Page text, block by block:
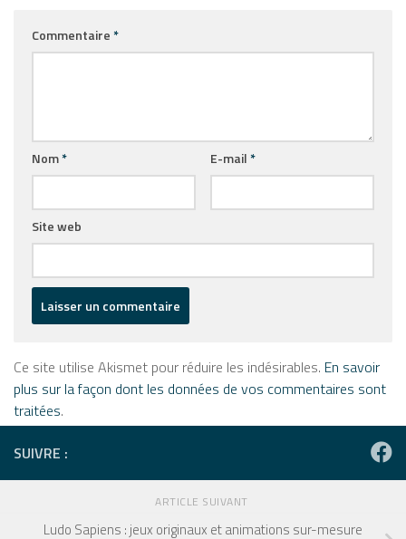
Commentaire*
Nom* E-mail*
Site web
Ce site utilise Akismet pour réduire les indésirables. En savoir
plus sur la façon dont les données de vos commentaires sont
traitées.
SUIVRE :
ARTICLE SUIVANT
Ludo Sapiens : jeux originaux et animations sur-mesure